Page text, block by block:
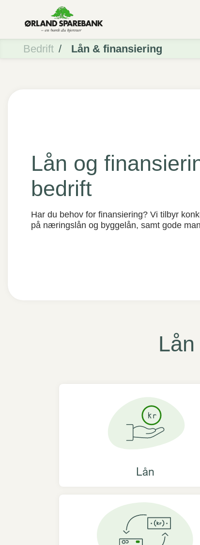
Bedrift Lån & finansiering
Lån og
bedrift
Har du behov for finansiering? Vi tilbyr
på næringslån og byggelån, samt gode
Lån